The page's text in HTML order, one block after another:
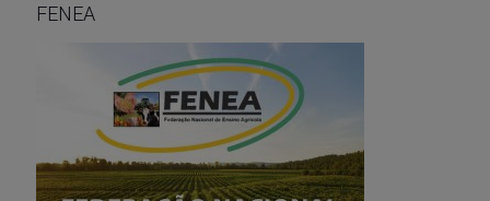
FENEA